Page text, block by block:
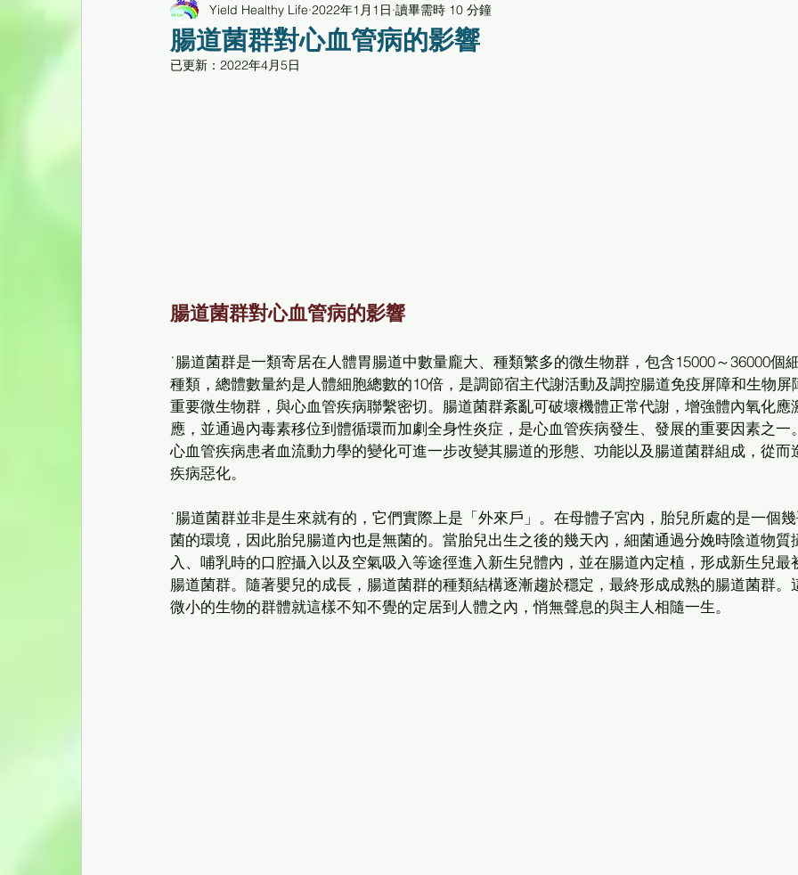
痛症理療工作坊臨床個案 環保醫療用品/養生儀器 能量系列
腸道菌群對心血管病的影響
Yield Healthy Life 2022年1月1日 讀畢需時 10 分鐘
已更新： 2022年4月5日
腸道菌群對心血管病的影響
˙腸道菌群是一類寄居在人體胃腸道中數量龐大、種類繁多的微生物群，包含15000～36000個
種類，總體數量約是人體細胞總數的10倍，是調節宿主代謝活動及調控腸道免疫屏障和生物屏
重要微生物群，與心血管疾病聯繫密切。腸道菌群紊亂可破壞機體正常代謝，增強體內氧化應
應，並通過內毒素移位到體循環而加劇全身性炎症，是心血管疾病發生、發展的重要因素之一
心血管疾病患者血流動力學的變化可進一步改變其腸道的形態、功能以及腸道菌群組成，從而
疾病惡化。
˙腸道菌群並非是生來就有的，它們實際上是「外來戶」。在母體子宮內，胎兒所處的是一個
菌的環境，因此胎兒腸道內也是無菌的。當胎兒出生之後的幾天內，細菌通過分娩時陰道物質
入、哺乳時的口腔攝入以及空氣吸入等途徑進入新生兒體內，並在腸道內定植，形成新生兒最
腸道菌群。隨著嬰兒的成長，腸道菌群的種類結構逐漸趨於穩定，最終形成成熟的腸道菌群。
微小的生物的群體就這樣不知不覺的定居到人體之內，悄無聲息的與主人相隨一生。